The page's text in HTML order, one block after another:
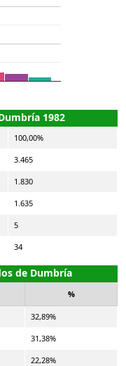
1982
100,00%
3.465
1.830
1.635
5
34
de Dumbría
%
32,89%
31,38%
22,28%